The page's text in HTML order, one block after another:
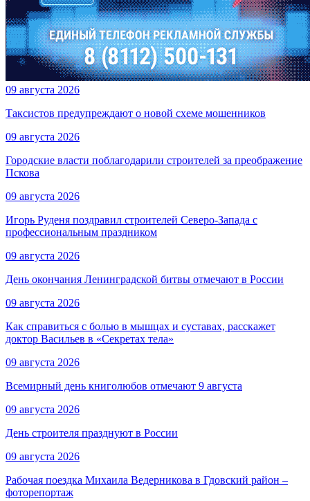
09 августа 2026
Таксистов предупреждают о новой схеме мошенников
09 августа 2026
Городские власти поблагодарили строителей за преображение
Пскова
09 августа 2026
Игорь Руденя поздравил строителей Северо-Запада с
профессиональным праздником
09 августа 2026
День окончания Ленинградской битвы отмечают в России
09 августа 2026
Как справиться с болью в мышцах и суставах, расскажет
доктор Васильев в «Секретах тела»
09 августа 2026
Всемирный день книголюбов отмечают 9 августа
09 августа 2026
День строителя празднуют в России
09 августа 2026
Рабочая поездка Михаила Ведерникова в Гдовский район –
фоторепортаж